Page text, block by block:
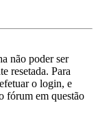
não poder ser
resetada. Para
o login, e
fórum em questão